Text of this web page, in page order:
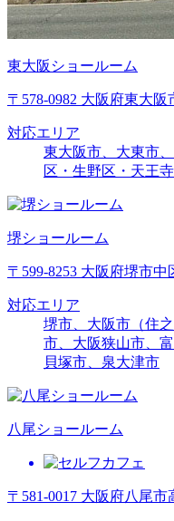
東大阪ショールーム
〒578-0982 大阪府東大阪
対応エリア
東大阪市、大東市
区・生野区・天王
堺ショールーム
〒599-8253 大阪府堺市中
対応エリア
堺市、大阪市（住
市、大阪狭山市、
貝塚市、泉大津市
八尾ショールーム
〒581-0017 大阪府八尾市